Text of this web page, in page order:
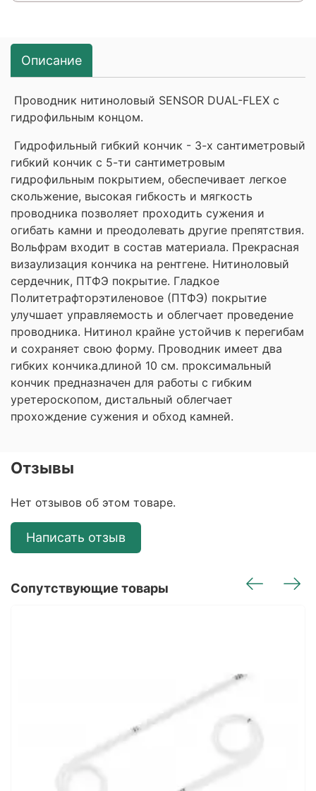
Описание
Проводник нитиноловый SENSOR DUAL-FLEX с
гидрофильным концом.
Гидрофильный гибкий кончик - 3-х сантиметровый
гибкий кончик с 5-ти сантиметровым
гидрофильным покрытием, обеспечивает легкое
скольжение, высокая гибкость и мягкость
проводника позволяет проходить сужения и
огибать камни и преодолевать другие препятствия.
Вольфрам входит в состав материала. Прекрасная
визаулизация кончика на рентгене. Нитиноловый
сердечник, ПТФЭ покрытие. Гладкое
Политетрафторэтиленовое (ПТФЭ) покрытие
улучшает управляемость и облегчает проведение
проводника. Нитинол крайне устойчив к перегибам
и сохраняет свою форму. Проводник имеет два
гибких кончика.длиной 10 см. проксимальный
кончик предназначен для работы с гибким
уретероскопом, дистальный облегчает
прохождение сужения и обход камней.
Отзывы
Нет отзывов об этом товаре.
Написать отзыв
Сопутствующие товары